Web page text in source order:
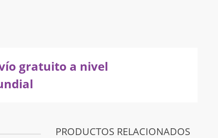
gratuito a nivel
PRODUCTOS RELACIONADOS